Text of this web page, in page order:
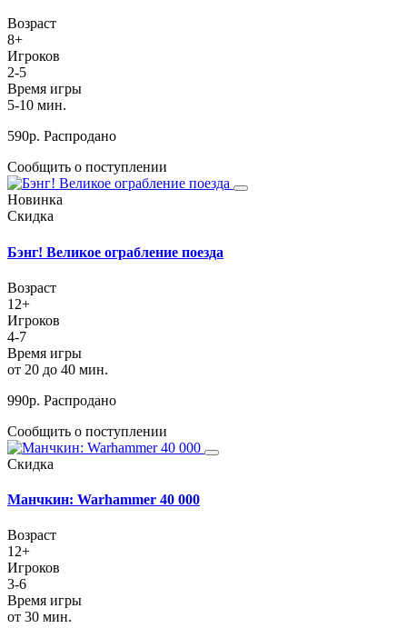
Возраст
8+
Игроков
2-5
Время игры
5-10 мин.
590р. Распродано
Сообщить о поступлении
Новинка
Скидка
Бэнг! Великое ограбление поезда
Возраст
12+
Игроков
4-7
Время игры
от 20 до 40 мин.
990р. Распродано
Сообщить о поступлении
Скидка
Манчкин: Warhammer 40 000
Возраст
12+
Игроков
3-6
Время игры
от 30 мин.